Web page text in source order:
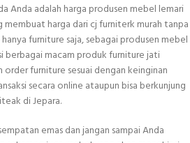
Anda adalah harga produsen mebel lemari
membuat harga dari cj furniterk murah tanpa
furniture saja, sebagai produsen mebel
berbagai macam produk furniture jati
order furniture sesuai dengan keinginan
secara online ataupun bisa berkunjung
di Jepara.
emas dan jangan sampai Anda